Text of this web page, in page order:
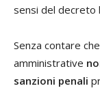
sensi del decreto
Senza contare
amministrative
sanzioni penali